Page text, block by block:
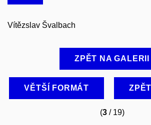
Vítězslav Švalbach
ZPĚT NA GALERII
VĚTŠÍ FORMÁT
(3/ 19)